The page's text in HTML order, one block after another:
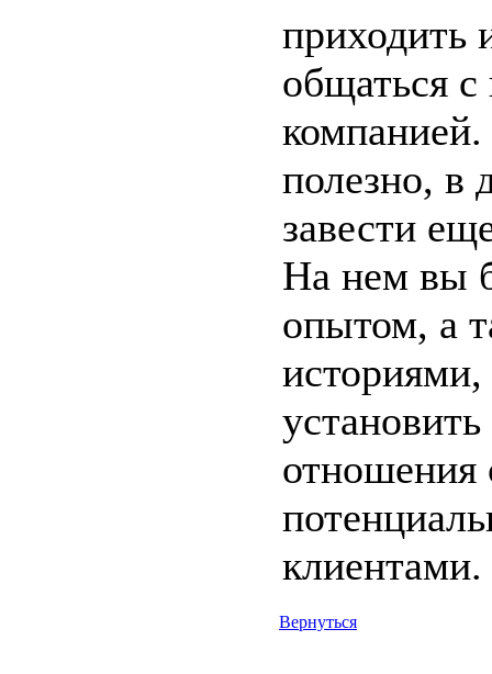
приходить
общаться
компанией.
полезно, в
завести
На нем вы
опытом, а
отношения
клиентами.
Вернуться